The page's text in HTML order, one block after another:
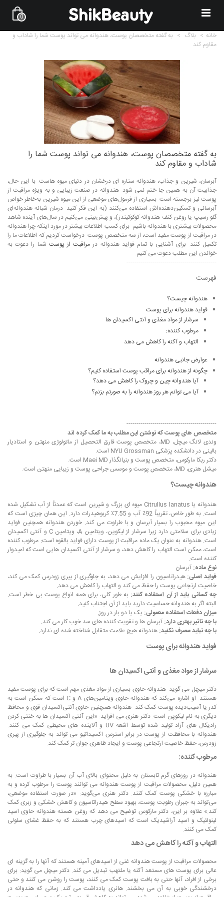
0
خانه > بلاگ > به گفته متخصصان پوست، هندوانه می تواند پوست شما را شاداب و
مقاوم کند
به گفته متخصصان پوست، هندوانه می تواند پوست شما را
شاداب و مقاوم کند
آبرسان، شیرین و جذاب، هندوانه ستاره ای درخشان در دنیای میوه هاست. با این حال،
جذابیت آن به همین جا ختم نمی شود. هندوانه در صنعت زیبایی و به ویژه مراقبت از
پوست نیز برجسته است. بسیاری از فرمول‌های موضعی از این میوه شیرین به‌خاطر خواص
آبرسانی و تسکین‌دهنده‌اش استفاده می‌کنند (به این فکر کنید: درمان شبانه هندوانه‌ای
گلو رسیپ یا روغن کنف هندوانه کوکوکیندز)، و پیش‌بینی می‌کنیم در سال‌های آینده شاهد
محصولات بیشتری با هندوانه باشیم. برای کسب اطلاعات بیشتر در مورد اینکه چرا هندوانه
در مراقبت از پوست مفید است، از سه متخصص پوست درخواست کردیم که اطلاعات ما را
تکمیل کنند. برای آشنایی با تمام فواید هندوانه در مراقبت از پوست شما را دعوت به
خواندن این مطلب دعوت می کنیم.
---------------------------------------------
فهرست
هندوانه چیست؟
فواید هندوانه برای پوست
سرشار از مواد مغذی و آنتی اکسیدان ها
مرطوب کننده:
التهاب و آکنه را کاهش می دهد
عوارض جانبی هندوانه
چگونه از هندوانه برای مراقب پوست استفاده کنیم؟
آیا هندوانه چین و چروک را کاهش می دهد؟
آیا می توانم هر روز هندوانه را به صورتم بزنم؟
---------------------------------------------
متخصص های پوست که نوشتن این مطلب به ما کمک کرده اند
وندی لانگ میچل، MD، متخصص پوست فارق التحصیل از ماتولوژی منهتن و استادیار
بالینی در دانشکده پزشکی NYU Grossman است.
دکتر ربکا مارکوس، متخصص پوست و بنیانگذار Maei MD است.
میشل هنری، MD، متخصص پوست و موسس جراحی پوست و زیبایی منهتن است.
هندوانه چیست؟
هندوانه یا Citrullus lanatus میوه ای بزرگ و شیرین است که عمدتاً از آب تشکیل شده
است. به طور خاص، تقریباً 92٪ آب و 7.55٪ کربوهیدرات دارد. این همان چیزی است که
این میوه محبوب را بسیار آبرسان و با طراوت می کند. خوردن هندوانه همچنین فواید
زیادی برای سلامتی دارد زیرا سرشار از لیکوپن، ویتامین A، ویتامین C و آنتی اکسیدان
است. هندوانه به عنوان یک ماده مراقبت از پوست دارای فواید بالقوه است: مرطوب کننده
است، ممکن است التهاب را کاهش دهد، و سرشار از آنتی اکسیدان هایی است که امیدوار
کننده است.
نوع ماده: آبرسان
فواید اصلی: هیدراتاسیون را افزایش می دهد، به جلوگیری از پیری زودرس کمک می کند،
خاصیت ارتجاعی پوست را حفظ می کند و التهاب را کاهش می دهد.
چه کسانی باید از آن استفاده کنند: به طور کلی، برای همه انواع پوست بی خطر است.
البته اگر به هندوانه حساسیت دارید باید از آن اجتناب کنید.
میزان دفعات استفاده معمولی: یک یا دو بار در روز.
با چه تاثیر بهتری دارد: آبرسان ها و تقویت کننده های سد خوب کار می کند.
با چه نباید مصرف نکنید: هندوانه هیچ علامت متقابل شناخته شده ای ندارد.
فواید هندوانه برای پوست
سرشار از مواد مغذی و آنتی اکسیدان ها
دکتر میچل می گوید: هندوانه حاوی بسیاری از مواد مغذی مهم است که برای پوست مفید
هستند. او اشاره می‌کند که هندوانه حاوی ویتامین‌های A و C است که ممکن است به
کدر یا آسیب‌دیده پوست کمک کند. هندوانه همچنین حاوی آنتی‌اکسیدان قوی و محافظ
دیگری به نام لیکوپن است. دکتر هنری می افزاید: «این آنتی اکسیدان ها به خنثی کردن
رادیکال های آزاد تولید شده توسط اشعه UV و آلاینده های محیطی کمک می کنند.
هندوانه با محافظت از پوست در برابر استرس اکسیداتیو می تواند به جلوگیری از پیری
زودرس، حفظ خاصیت ارتجاعی پوست و ایجاد ظاهری جوان تر کمک کند.
مرطوب کننده:
هندوانه در روزهای گرم تابستان به دلیل محتوای بالای آب آن بسیار با طراوت است. به
همین دلیل، محصولات مراقبت از پوست هندوانه می توانند پوست را مرطوب کرده و به
مبارزه با خشکی پوست کمک کنند. دکتر هنری می‌گوید: «در صورت استفاده موضعی،
می‌تواند به جبران رطوبت پوست، بهبود سطح هیدراتاسیون و کاهش خشکی و زبری کمک
کند.» علاوه بر این، دکتر مارکوس توضیح می دهد که روغن هسته هندوانه حاوی اسید
لینولئیک و اسید آراشیدیک است که اسیدهای چرب هستند که به حفظ غشای سلولی
کمک می کنند.
التهاب و آکنه را کاهش می دهد
محصولات مراقبت از پوست هندوانه غنی از اسیدهای آمینه هستند که آنها را به گزینه ای
عالی برای پوست های مستعد آکنه یا ملتهب تبدیل می کند. دکتر میچل می گوید: برای
برخی از افراد، آنها حتی به بافت پوست کمک می کنند، پوست را روشن می کنند و حتی
درخشندگی خوبی به آن می بخشند. هانری یادداشت می کند. زمانی که هندوانه در